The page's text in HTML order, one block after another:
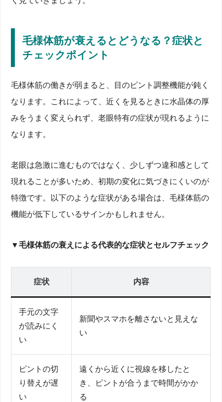
毛様体筋が衰えるとどうなる？症状と
チェックポイント
毛様体筋の働きが弱まると、目のピント調整機能が鈍く
なります。これによって、近くを見るときに水晶体の厚
みをうまく変えられず、老眼特有の症状が現れるように
なります。
老眼は急激に進むものではなく、少しずつ違和感として
現れることが多いため、初期の変化に気づきにくいのが
特徴です。以下のような症状がある場合は、毛様体筋の
機能が低下しているサインかもしれません。
▼毛様体筋の衰えによる代表的な症状とセルフチェック
症状 内容
手元の文字
が読みにく
い
新聞やスマホを離さないと見えな
い
ピントの切
り替えが遅
い
遠くから近くに視線を移したと
き、ピントが合うまで時間がかか
る